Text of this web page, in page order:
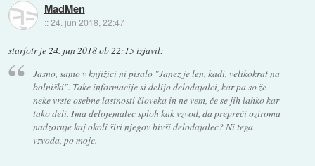
MadMen
::24. jun 2018, 22:47
starfotrje24. jun 2018 ob 22:15izjavil:
Jasno, samo v knjižici ni pisalo "Janez je len, kadi, velikokrat na
bolniški". Take informacije si delijo delodajalci, kar pa so že
neke vrste osebne lastnosti človeka in ne vem, če se jih lahko kar
tako deli. Ima delojemalec sploh kak vzvod, da prepreči oziroma
nadzoruje kaj okoli širi njegov bivši delodajalec? Ni tega
vzvoda, po moje.